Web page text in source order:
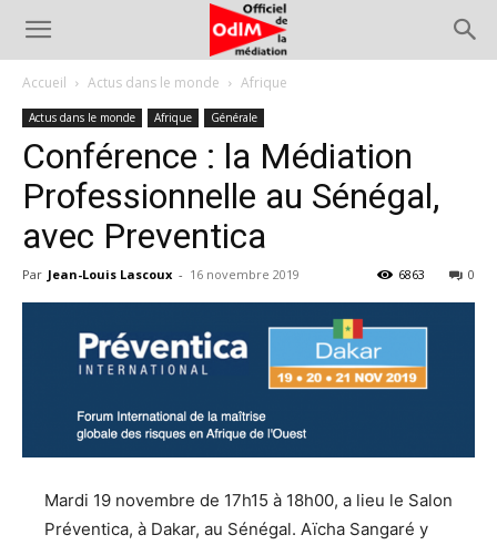
Accueil Actus dans le monde Afrique
Actus dans le monde Afrique Générale
Conférence : la Médiation
Professionnelle au Sénégal,
avec Preventica
Par Jean-Louis Lascoux - 16 novembre 2019 0
6863
Mardi 19 novembre de 17h15 à 18h00, a lieu le Salon
Préventica, à Dakar, au Sénégal. Aïcha Sangaré y